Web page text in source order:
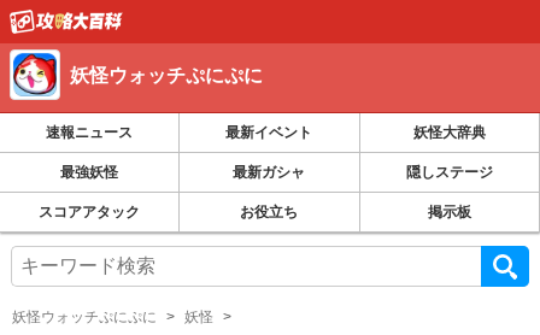
妖怪ウォッチぷにぷに
速報ニュース 最新イベント 妖怪大辞典
最強妖怪 最新ガシャ 隠しステージ
スコアアタック お役立ち 掲示板
妖怪ウォッチぷにぷに 妖怪